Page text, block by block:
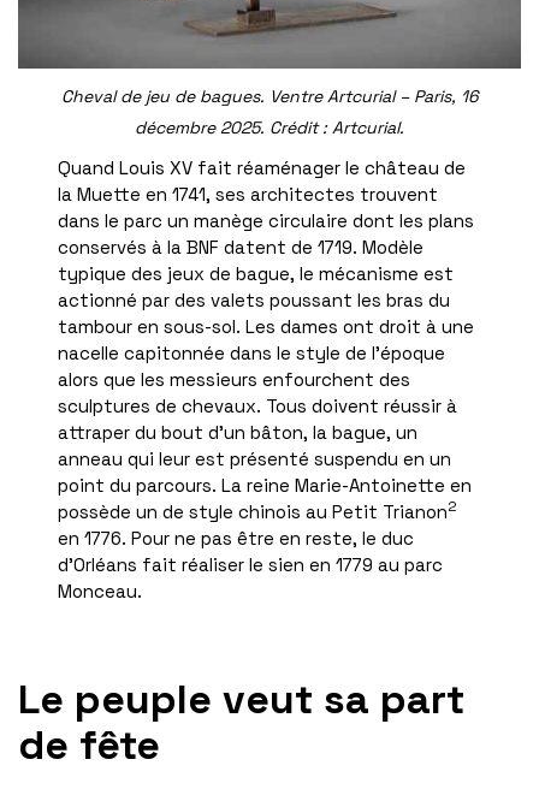
Quand Louis XV fait réaménager le château de
la Muette en 1741, ses architectes trouvent
dans le parc un manège circulaire dont les plans
conservés à la BNF datent de 1719. Modèle
typique des jeux de bague, le mécanisme est
actionné par des valets poussant les bras du
tambour en sous-sol. Les dames ont droit à une
nacelle capitonnée dans le style de l’époque
alors que les messieurs enfourchent des
sculptures de chevaux. Tous doivent réussir à
attraper du bout d’un bâton, la bague, un
anneau qui leur est présenté suspendu en un
point du parcours. La reine Marie-Antoinette en
possède un de style chinois au Petit Trianon2
en 1776. Pour ne pas être en reste, le duc
d’Orléans fait réaliser le sien en 1779 au parc
Monceau.
Cheval de jeu de bagues. Ventre Artcurial – Paris, 16
décembre 2025. Crédit : Artcurial.
Le peuple veut sa part
de fête